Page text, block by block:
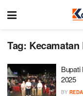
Tag:
Bupati
2025
BY